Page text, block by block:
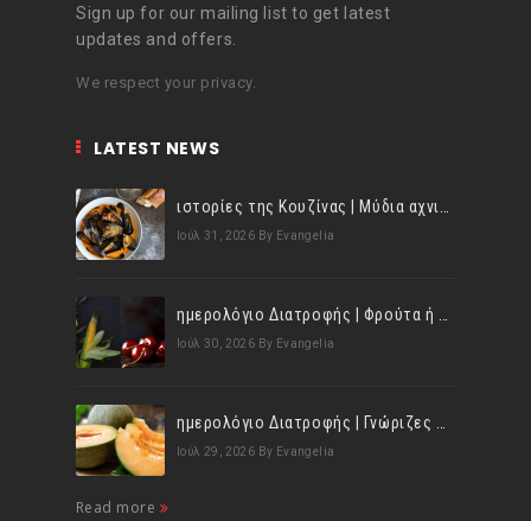
Sign up for our mailing list to get latest
updates and offers.
We respect your privacy.
LATEST NEWS
Ιούλ 31, 2026 By Evangelia
Ιούλ 30, 2026 By Evangelia
Ιούλ 29, 2026 By Evangelia
Read more